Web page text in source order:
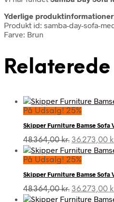
Yderlige
Produkt id: samba-day-sofa-
Farve: Brun
På Udsalg! 25%
Skipper Furniture Bamse Sofa
48.364,00kr. Den
oprindelige
pris
48.364,00
36.273,00
På Udsalg! 25%
Skipper Furniture Bamse Sofa
48.364,00kr. Den
oprindelige
36.273,00